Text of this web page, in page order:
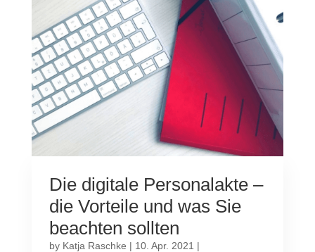
Die digitale Personalakte –
die Vorteile und was Sie
beachten sollten
by Katja Raschke | 10. Apr. 2021 |